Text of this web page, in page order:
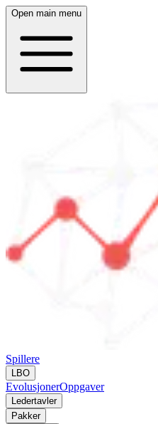
Open main menu
Spillere
LBO
EvolusjonerOppgaver
Ledertavler
Pakker